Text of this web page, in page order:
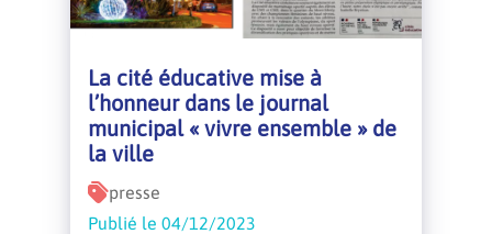
La cité éducative mise à
l’honneur dans le journal
municipal « vivre ensemble » de
la ville
presse
Publié le 04/12/2023